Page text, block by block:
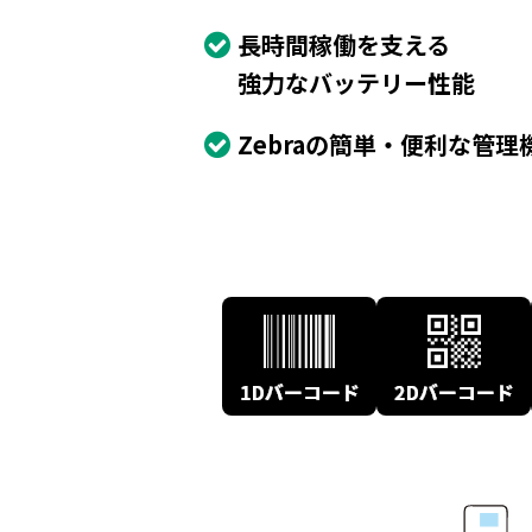
長時間稼働を支える
強力なバッテリー性能
Zebraの簡単・便利な管理